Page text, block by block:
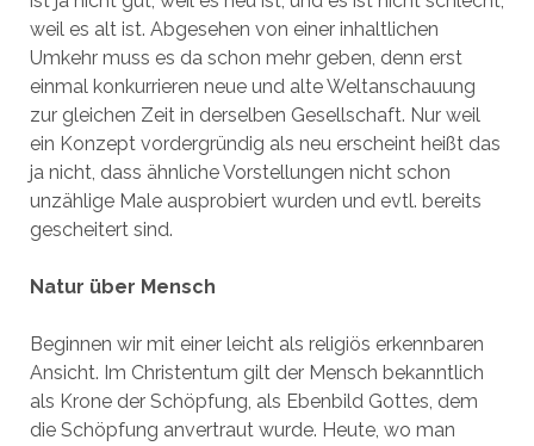
weil es alt ist. Abgesehen von einer inhaltlichen
Umkehr muss es da schon mehr geben, denn erst
einmal konkurrieren neue und alte Weltanschauung
zur gleichen Zeit in derselben Gesellschaft. Nur weil
ein Konzept vordergründig als neu erscheint heißt das
ja nicht, dass ähnliche Vorstellungen nicht schon
unzählige Male ausprobiert wurden und evtl. bereits
gescheitert sind.
Natur über Mensch
Beginnen wir mit einer leicht als religiös erkennbaren
Ansicht. Im Christentum gilt der Mensch bekanntlich
als Krone der Schöpfung, als Ebenbild Gottes, dem
die Schöpfung anvertraut wurde. Heute, wo man